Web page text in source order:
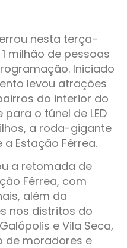
nesta terça-
milhão de pessoas
Iniciado
levou atrações
do interior do
o túnel de LED
a roda-gigante
a Estação Férrea.
a retomada de
Férrea, com
além da
nos distritos do
e Vila Seca,
de moradores e